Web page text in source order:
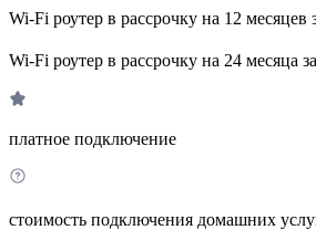
Wi-Fi роутер в рассрочку на 12 месяцев
Wi-Fi роутер в рассрочку на 24 месяца
платное подключение
стоимость подключения домашних